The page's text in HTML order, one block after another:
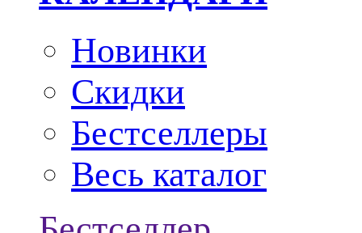
Новинки
Скидки
Бестселлеры
Весь каталог